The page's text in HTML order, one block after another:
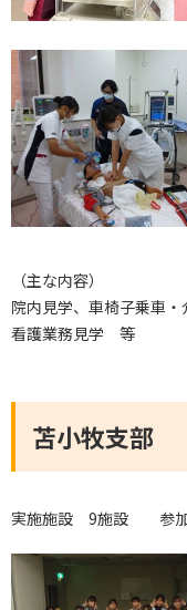
（主な内容）
院内見学、車椅子乗車・
看護業務見学 等
苫小牧支部
実施施設 9施設 参加